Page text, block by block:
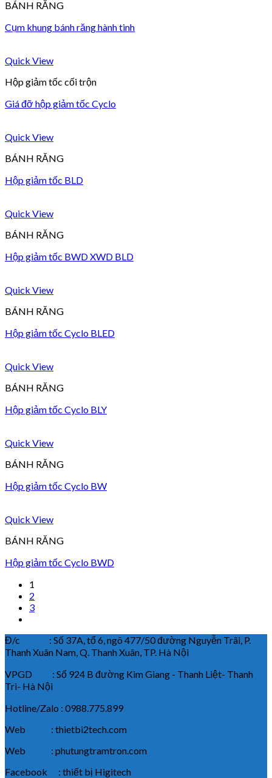
BÁNH RĂNG
Cụm khung bánh răng hành tinh
Quick View
Hộp giảm tốc cối trộn
Giá đỡ hộp giảm tốc Cyclo
Quick View
BÁNH RĂNG
Hộp giảm tốc BLD
Quick View
BÁNH RĂNG
Hộp giảm tốc BWD XWD BLD
Quick View
BÁNH RĂNG
Hộp giảm tốc Cyclo BLED
Quick View
BÁNH RĂNG
Hộp giảm tốc Cyclo BLY
Quick View
BÁNH RĂNG
Hộp giảm tốc Cyclo BW
Quick View
BÁNH RĂNG
Hộp giảm tốc Cyclo BWD
1
2
3
Đ/c : Số 37A, tổ 6, ngõ 477/50 đường Nguyễn Trãi, P.
Thanh Xuân Nam, Q. Thanh Xuân, TP. Hà Nội
VPGD : Số 924 B đường Kim Giang - Thanh Liệt- Thanh
Trì- Hà Nội
Hotline/Zalo : 0988.775.899
Web : thietbi2tech.com
Web : phutungtramtron.com
Facebook : thiết bị Higitech